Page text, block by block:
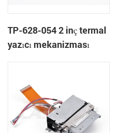
TP-628-054 2 inç termal
yazıcı mekanizması